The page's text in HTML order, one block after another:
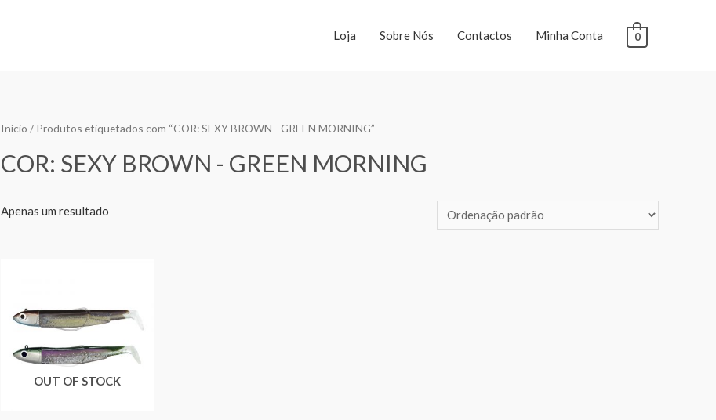
Loja Sobre Nós Contactos Minha Conta 0
Início / Produtos etiquetados com “COR: SEXY BROWN - GREEN MORNING”
COR: SEXY BROWN - GREEN MORNING
Apenas um resultado
OUT OF STOCK